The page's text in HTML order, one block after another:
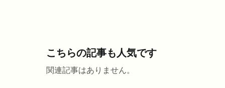
こちらの記事も人気です
関連記事はありません。